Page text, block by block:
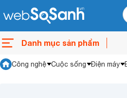
Danh mục sản phẩm
Công nghệ Cuộc sống Điện máy